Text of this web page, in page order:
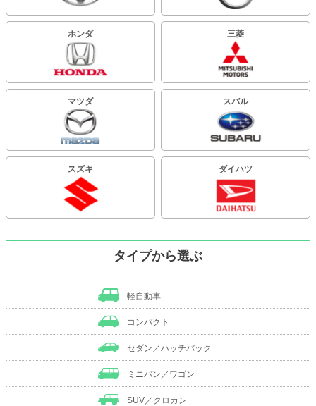
ホンダ 三菱
マツダ スバル
スズキ ダイハツ
タイプから選ぶ
軽自動車
コンパクト
セダン／ハッチバック
ミニバン／ワゴン
SUV／クロカン